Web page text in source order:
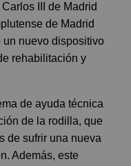
III de Madrid
de Madrid
un nuevo dispositivo
rehabilitación y
de ayuda técnica
de la rodilla, que
de sufrir una nueva
Además, este